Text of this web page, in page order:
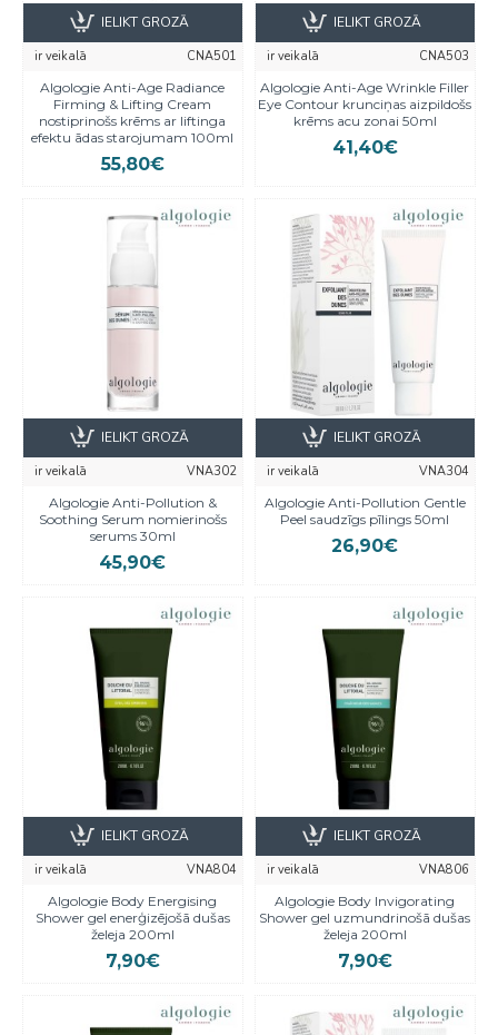
ir veikalā
CNA501
Algologie Anti-Age Radiance
Firming & Lifting Cream
nostiprinošs krēms ar liftinga
efektu ādas starojumam 100ml
55,80€
IELIKT GROZĀ
ir veikalā
CNA503
Algologie Anti-Age Wrinkle Filler
Eye Contour krunciņas aizpildošs
krēms acu zonai 50ml
41,40€
IELIKT GROZĀ
ir veikalā
VNA302
Algologie Anti-Pollution &
Soothing Serum nomierinošs
serums 30ml
45,90€
IELIKT GROZĀ
ir veikalā
VNA304
Algologie Anti-Pollution Gentle
Peel saudzīgs pīlings 50ml
26,90€
IELIKT GROZĀ
ir veikalā
VNA804
Algologie Body Energising
Shower gel enerģizējošā dušas
želeja 200ml
7,90€
IELIKT GROZĀ
ir veikalā
VNA806
Algologie Body Invigorating
Shower gel uzmundrinošā dušas
želeja 200ml
7,90€
IELIKT GROZĀ